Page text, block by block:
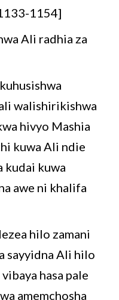
1154]
Ali radhia za
walishirikishwa
hivyo Mashia
kuwa Ali ndie
kudai kuwa
awe ni khalifa
hilo zamani
sayyidna Ali hilo
hasa pale
amemchosha